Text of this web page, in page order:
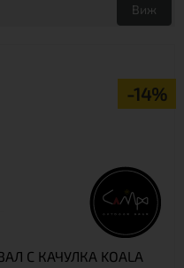
Виж
-14%
С КАЧУЛКА KOALA